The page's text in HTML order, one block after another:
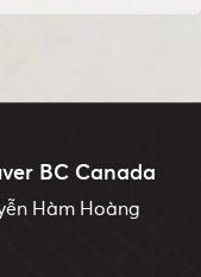
BC Canada
Hàm Hoàng